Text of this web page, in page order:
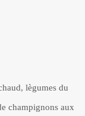
lègumes du
champignons aux